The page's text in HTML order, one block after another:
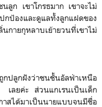
ลูก เขาโกรธมาก เขาจะไม่
ป้องและดูแลทั้งลูกแฝดของ
กายกุหลาบเย้ายวนที่เขาไม่
ปลูกฝังว่าชนชั้นอัลฟ่าเหนือ
ลยค่ะ ส่วนแกเรนเป็นเด็ก
สได้มาเป็นนายแบบจนมีชื่อ